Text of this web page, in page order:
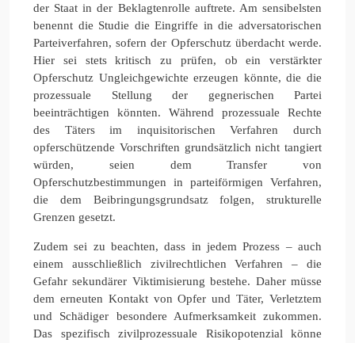
der Staat in der Beklagtenrolle auftrete. Am sensibelsten
benennt die Studie die Eingriffe in die adversatorischen
Parteiverfahren, sofern der Opferschutz überdacht werde.
Hier sei stets kritisch zu prüfen, ob ein verstärkter
Opferschutz Ungleichgewichte erzeugen könnte, die die
prozessuale Stellung der gegnerischen Partei
beeinträchtigen könnten. Während prozessuale Rechte
des Täters im inquisitorischen Verfahren durch
opferschützende Vorschriften grundsätzlich nicht tangiert
würden, seien dem Transfer von
Opferschutzbestimmungen in parteiförmigen Verfahren,
die dem Beibringungsgrundsatz folgen, strukturelle
Grenzen gesetzt.
Zudem sei zu beachten, dass in jedem Prozess – auch
einem ausschließlich zivilrechtlichen Verfahren – die
Gefahr sekundärer Viktimisierung bestehe. Daher müsse
dem erneuten Kontakt von Opfer und Täter, Verletztem
und Schädiger besondere Aufmerksamkeit zukommen.
Das spezifisch zivilprozessuale Risikopotenzial könne